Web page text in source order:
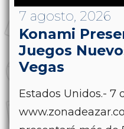
7 agosto, 2026
Konami
Juegos
Vegas
Estados Unidos.- 7